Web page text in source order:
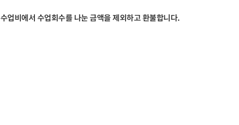
업비에서 수업회수를 나눈 금액을 제외하고 환불합니다.